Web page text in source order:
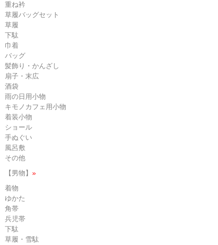
重ね衿
草履バッグセット
草履
下駄
巾着
バッグ
髪飾り・かんざし
扇子・末広
酒袋
雨の日用小物
キモノカフェ用小物
着装小物
ショール
手ぬぐい
風呂敷
その他
【男物】 »
着物
ゆかた
角帯
兵児帯
下駄
草履・雪駄